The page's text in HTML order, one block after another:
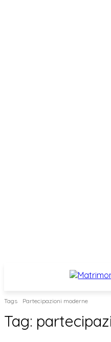
Tags Partecipazioni moderne
Tag: